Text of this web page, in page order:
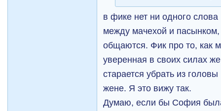
в фике нет ни одного
между мачехой и
общаются. Фик про то, как
уверенная в своих силах
старается убрать из
жене. Я это вижу так.
Думаю, если бы София